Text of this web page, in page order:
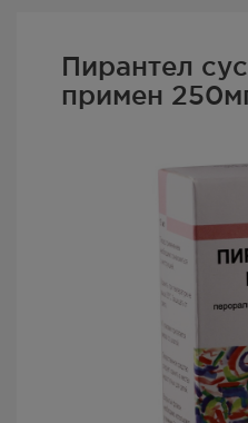
Пирантел
примен